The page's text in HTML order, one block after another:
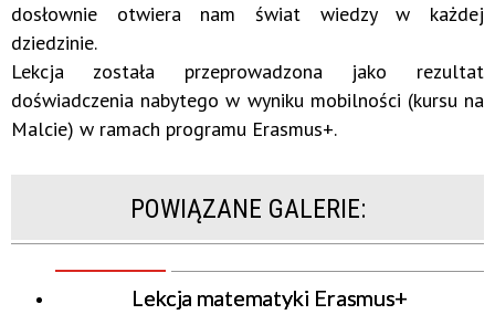
dosłownie otwiera nam świat wiedzy w każdej
dziedzinie.
Lekcja została przeprowadzona jako rezultat
doświadczenia nabytego w wyniku mobilności (kursu na
Malcie) w ramach programu Erasmus+.
POWIĄZANE GALERIE:
Lekcja matematyki Erasmus+